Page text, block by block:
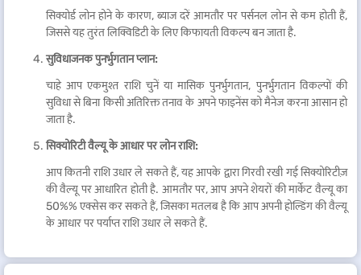
सिक्योर्ड लोन होने के कारण, ब्याज दरें आमतौर पर पर्सनल लोन से कम होती हैं,
जिससे यह तुरंत लिक्विडिटी के लिए किफायती विकल्प बन जाता है.
सुविधाजनक पुनर्भुगतान प्लान:
चाहे आप एकमुश्त राशि चुनें या मासिक पुनर्भुगतान, पुनर्भुगतान विकल्पों की
सुविधा से बिना किसी अतिरिक्त तनाव के अपने फाइनेंस को मैनेज करना आसान हो
जाता है.
सिक्योरिटी वैल्यू के आधार पर लोन राशि:
आप कितनी राशि उधार ले सकते हैं, यह आपके द्वारा गिरवी रखी गई सिक्योरिटीज़
की वैल्यू पर आधारित होती है. आमतौर पर, आप अपने शेयरों की मार्केट वैल्यू का
50%% एक्सेस कर सकते हैं, जिसका मतलब है कि आप अपनी होल्डिंग की वैल्यू
के आधार पर पर्याप्त राशि उधार ले सकते हैं.